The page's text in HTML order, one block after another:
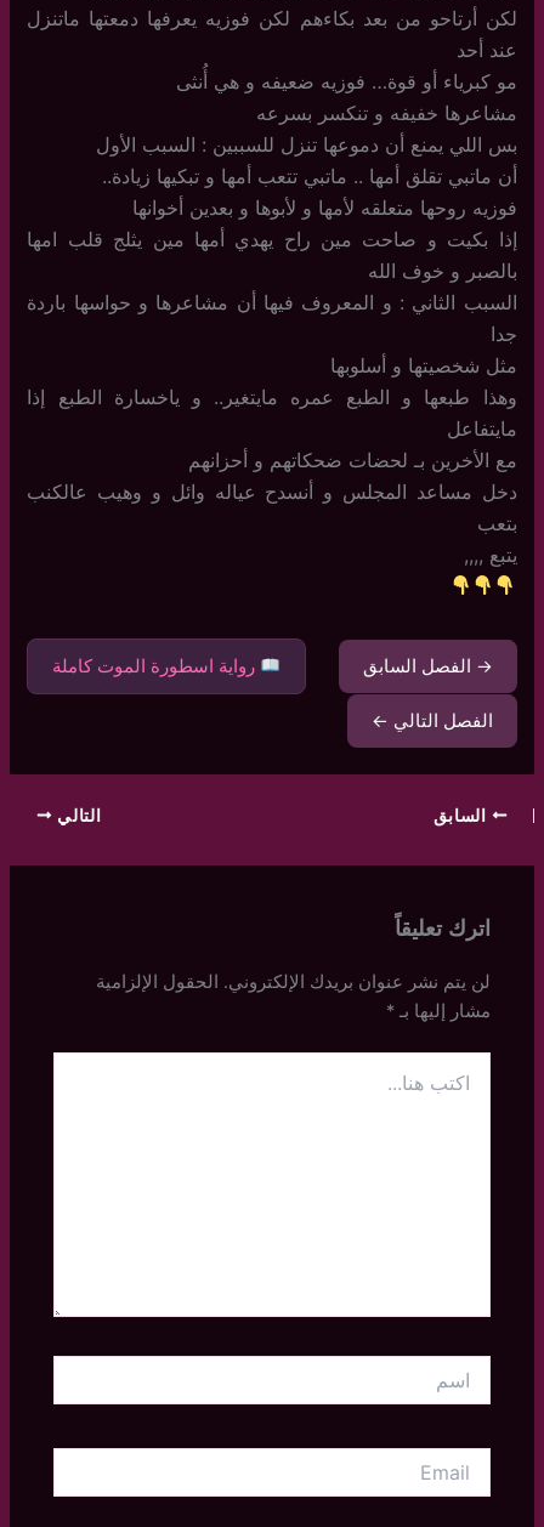
لكن أرتاحو من بعد بكاءهم لكن فوزيه يعرفها دمعتها ماتنزل
عند أحد
مو كبرياء أو قوة… فوزيه ضعيفه و هي أُنثى
مشاعرها خفيفه و تنكسر بسرعه
بس اللي يمنع أن دموعها تنزل للسببين : السبب الأول
أن ماتبي تقلق أمها .. ماتبي تتعب أمها و تبكيها زيادة..
فوزيه روحها متعلقه لأمها و لأبوها و بعدين أخوانها
إذا بكيت و صاحت مين راح يهدي أمها مين يثلج قلب امها
بالصبر و خوف الله
السبب الثاني : و المعروف فيها أن مشاعرها و حواسها باردة
جدا
مثل شخصيتها و أسلوبها
وهذا طبعها و الطبع عمره مايتغير.. و ياخسارة الطبع إذا
مايتفاعل
مع الأخرين بـ لحضات ضحكاتهم و أحزانهم
دخل مساعد المجلس و أنسدح عياله وائل و وهيب عالكنب
بتعب
يتبع ,,,,
→ الفصل السابق رواية اسطورة الموت كاملة
الفصل التالي ←
السابق التالي
اترك تعليقاً
لن يتم نشر عنوان بريدك الإلكتروني.
الحقول الإلزامية
مشار إليها بـ*
هنا...